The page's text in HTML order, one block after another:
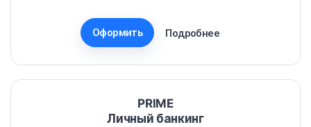
Оформить Подробнее
PRIME
Личный банкинг